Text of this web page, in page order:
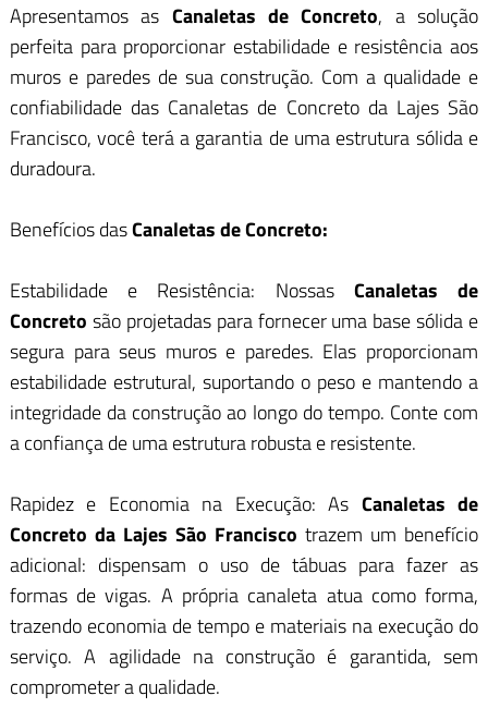
Apresentamos as Canaletas de Concreto, a solução
perfeita para proporcionar estabilidade e resistência aos
muros e paredes de sua construção. Com a qualidade e
confiabilidade das Canaletas de Concreto da Lajes São
Francisco, você terá a garantia de uma estrutura sólida e
duradoura.
Benefícios dasCanaletas de Concreto:
Estabilidade e Resistência: Nossas Canaletas de
Concreto são projetadas para fornecer uma base sólida e
segura para seus muros e paredes. Elas proporcionam
estabilidade estrutural, suportando o peso e mantendo a
integridade da construção ao longo do tempo. Conte com
a confiança de uma estrutura robusta e resistente.
Rapidez e Economia na Execução: As Canaletas de
Concreto da Lajes São Francisco trazem um benefício
adicional: dispensam o uso de tábuas para fazer as
formas de vigas. A própria canaleta atua como forma,
trazendo economia de tempo e materiais na execução do
serviço. A agilidade na construção é garantida, sem
comprometer a qualidade.